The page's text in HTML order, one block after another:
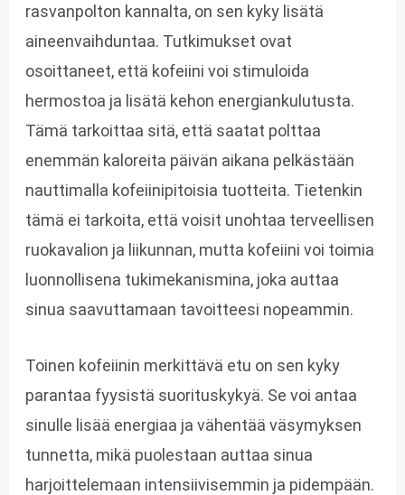
rasvanpolton kannalta, on sen kyky lisätä
aineenvaihduntaa. Tutkimukset ovat
osoittaneet, että kofeiini voi stimuloida
hermostoa ja lisätä kehon energiankulutusta.
Tämä tarkoittaa sitä, että saatat polttaa
enemmän kaloreita päivän aikana pelkästään
nauttimalla kofeiinipitoisia tuotteita. Tietenkin
tämä ei tarkoita, että voisit unohtaa terveellisen
ruokavalion ja liikunnan, mutta kofeiini voi toimia
luonnollisena tukimekanismina, joka auttaa
sinua saavuttamaan tavoitteesi nopeammin.
Toinen kofeiinin merkittävä etu on sen kyky
parantaa fyysistä suorituskykyä. Se voi antaa
sinulle lisää energiaa ja vähentää väsymyksen
tunnetta, mikä puolestaan auttaa sinua
harjoittelemaan intensiivisemmin ja pidempään.